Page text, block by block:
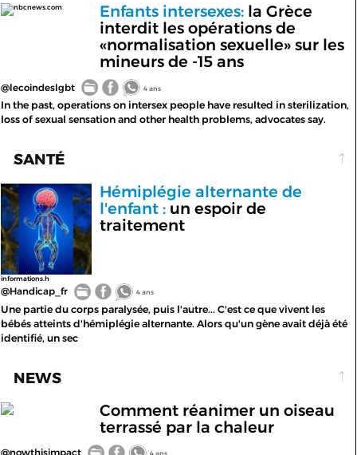
nbcnews.com Enfants intersexes:la Grèce
interdit les opérations de
«normalisation sexuelle» sur les
mineurs de -15 ans
@lecoindeslgbt 4 ans
In the past, operations on intersex people have resulted in sterilization,
loss of sexual sensation and other health problems, advocates say.
SANTÉ
informations.h
Hémiplégie alternante de
l'enfant :un espoir de
traitement
@Handicap_fr 4 ans
Une partie du corps paralysée, puis l'autre... C'est ce que vivent les
bébés atteints d'hémiplégie alternante. Alors qu'un gène avait déjà été
identifié, un sec
NEWS
Comment réanimer un oiseau
terrassé par la chaleur
@nowthisimpact